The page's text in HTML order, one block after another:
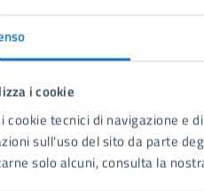
i cookie
cookie tecnici di navigazione e
sull'uso del sito da parte
solo alcuni, consulta la